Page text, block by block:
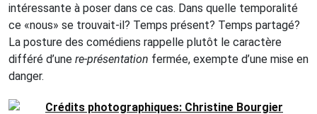
intéressante à poser dans ce cas. Dans quelle temporalité
ce «nous» se trouvait-il? Temps présent? Temps partagé?
La posture des comédiens rappelle plutôt le caractère
différé d’une re-présentation fermée, exempte d’une mise en
danger.